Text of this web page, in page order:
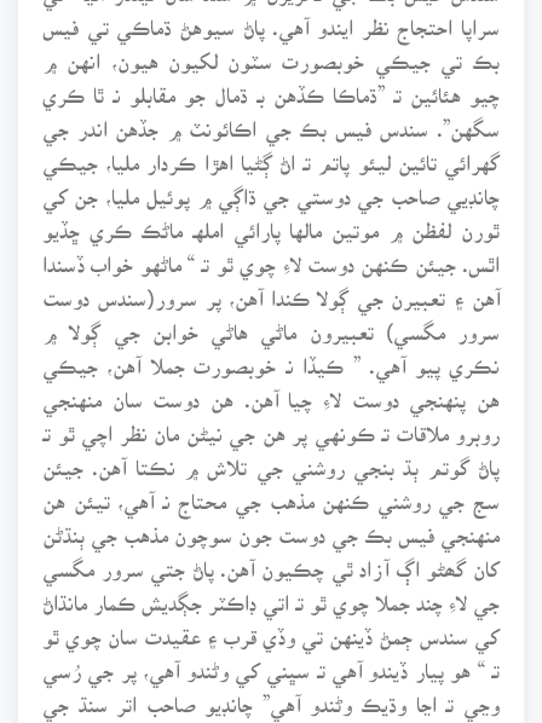
سراپا احتجاج نظر ايندو آهي. پاڻ سيوهڻ ڌماڪي تي فيس
بڪ تي جيڪي خوبصورت سٽون لکيون هيون، انهن ۾
چيو هئائين تـ ”ڌماڪا ڪڏهن بـ ڌمال جو مقابلو نـ ٿا ڪري
سگهن”. سندس فيس بڪ جي اڪائونٽ ۾ جڏهن اندر جي
گهرائي تائين ليئو پاتم تـ اڻ ڳڻيا اهڙا ڪردار مليا، جيڪي
چانڊيي صاحب جي دوستي جي ڌاڳي ۾ پوئيل مليا، جن کي
ٿورن لفظن ۾ موتين مالها پارائي املهـ ماڻڪ ڪري ڇڏيو
اٿس. جيئن ڪنهن دوست لاءِ چوي ٿو تـ “ ماڻهو خواب ڏسندا
آهن ۽ تعبيرن جي ڳولا ڪندا آهن، پر سرور(سندس دوست
سرور مگسي) تعبيرون ماڻي هاڻي خوابن جي ڳولا ۾
نڪري پيو آهي. ” ڪيڏا نـ خوبصورت جملا آهن، جيڪي
هن پنهنجي دوست لاءِ چيا آهن. هن دوست سان منهنجي
روبرو ملاقات تـ ڪونهي پر هن جي نيڻن مان نظر اچي ٿو تـ
پاڻ گوتم ٻڌ بنجي روشني جي تلاش ۾ نڪتا آهن. جيئن
سج جي روشني ڪنهن مذهب جي محتاج نـ آهي، تيئن هن
منهنجي فيس بڪ جي دوست جون سوچون مذهب جي ٻنڌڻن
کان گھڻو اڳ آزاد ٿي چڪيون آهن. پاڻ جتي سرور مگسي
جي لاءِ چند جملا چوي ٿو تـ اتي ڊاڪٽر جڳديش ڪمار مانڌاڻ
کي سندس ڄمڻ ڏينهن تي وڏي قرب ۽ عقيدت سان چوي ٿو
تـ “ هو پيار ڏيندو آهي تـ سڀني کي وڻندو آهي، پر جي رُسي
وڃي تـ اڃا وڌيڪ وڻندو آهي” چانڊيو صاحب اتر سنڌ جي